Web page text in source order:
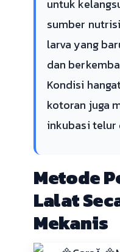
untuk
sumber
larva yang
dan
Kondisi
kotoran juga
inkubasi telur
Metode
Lalat
Mekanis